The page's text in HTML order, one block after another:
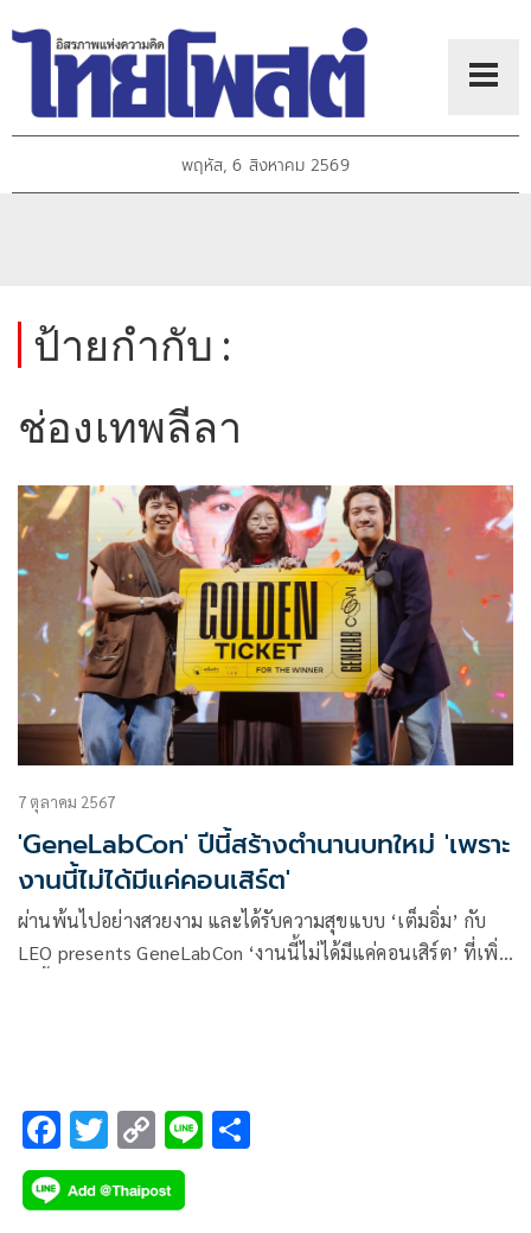
พฤหัส, 6 สิงหาคม 2569
ป้ายกำกับ :
ช่องเทพลีลา
7 ตุลาคม 2567
'GeneLabCon' ปีนี้สร้างตำนานบทใหม่ 'เพราะ
งานนี้ไม่ได้มีแค่คอนเสิร์ต'
ผ่านพ้นไปอย่างสวยงาม และได้รับความสุขแบบ ‘เต็มอิ่ม’ กับ
LEO presents GeneLabCon ‘งานนี้ไม่ได้มีแค่คอนเสิร์ต’ ที่เพิ่ง
F
ac
e
T
wi
tt
C
o
p
Li